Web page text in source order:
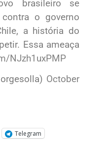
brasileiro se
o governo
a história do
Essa ameaça
NJzh1uxPMP
October
Telegram